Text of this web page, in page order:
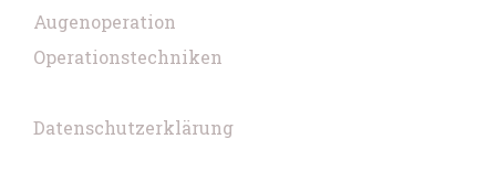
Augenoperation
Operationstechniken
Datenschutzerklärung